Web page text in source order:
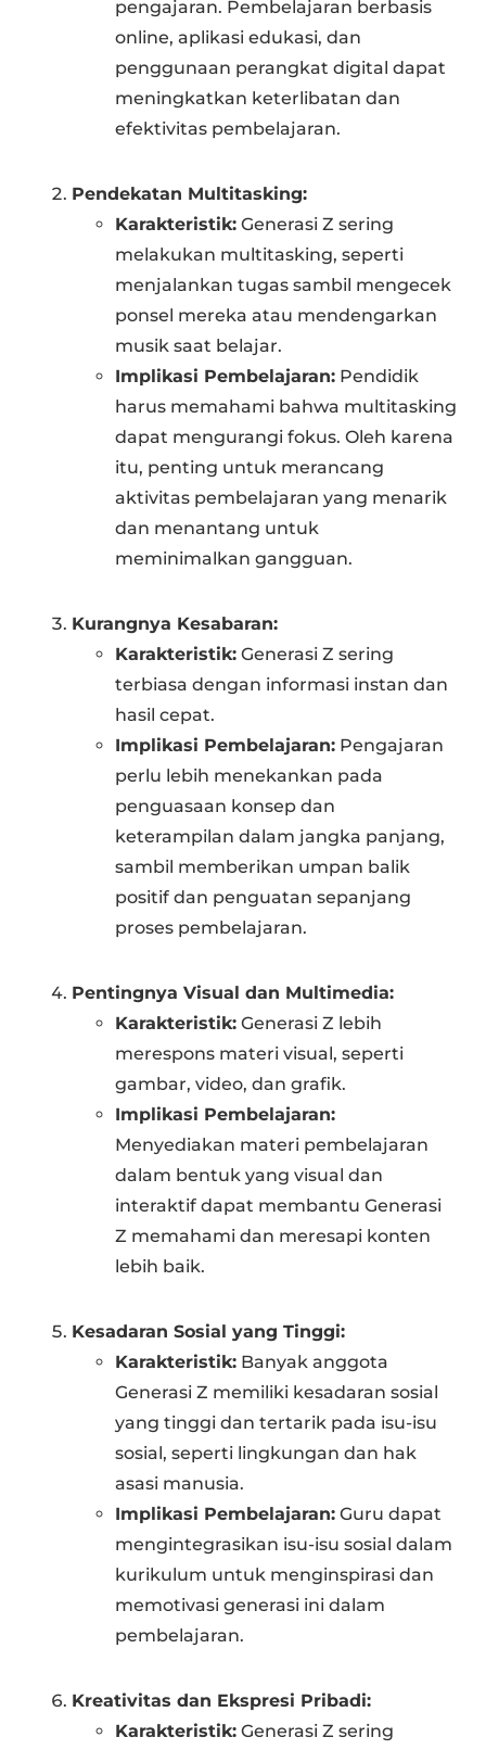
pengajaran. Pembelajaran berbasis
online, aplikasi edukasi, dan
penggunaan perangkat digital dapat
meningkatkan keterlibatan dan
efektivitas pembelajaran.
Pendekatan Multitasking:
Karakteristik: Generasi Z sering
melakukan multitasking, seperti
menjalankan tugas sambil mengecek
ponsel mereka atau mendengarkan
musik saat belajar.
Implikasi Pembelajaran: Pendidik
harus memahami bahwa multitasking
dapat mengurangi fokus. Oleh karena
itu, penting untuk merancang
aktivitas pembelajaran yang menarik
dan menantang untuk
meminimalkan gangguan.
Kurangnya Kesabaran:
Karakteristik: Generasi Z sering
terbiasa dengan informasi instan dan
hasil cepat.
Implikasi Pembelajaran: Pengajaran
perlu lebih menekankan pada
penguasaan konsep dan
keterampilan dalam jangka panjang,
sambil memberikan umpan balik
positif dan penguatan sepanjang
proses pembelajaran.
Pentingnya Visual dan Multimedia:
Karakteristik: Generasi Z lebih
merespons materi visual, seperti
gambar, video, dan grafik.
Implikasi Pembelajaran:
Menyediakan materi pembelajaran
dalam bentuk yang visual dan
interaktif dapat membantu Generasi
Z memahami dan meresapi konten
lebih baik.
Kesadaran Sosial yang Tinggi:
Karakteristik: Banyak anggota
Generasi Z memiliki kesadaran sosial
yang tinggi dan tertarik pada isu-isu
sosial, seperti lingkungan dan hak
asasi manusia.
Implikasi Pembelajaran: Guru dapat
mengintegrasikan isu-isu sosial dalam
kurikulum untuk menginspirasi dan
memotivasi generasi ini dalam
pembelajaran.
Kreativitas dan Ekspresi Pribadi:
Karakteristik: Generasi Z sering